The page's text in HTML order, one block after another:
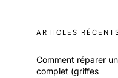
ARTICLES
Comment réparer
complet (griffes